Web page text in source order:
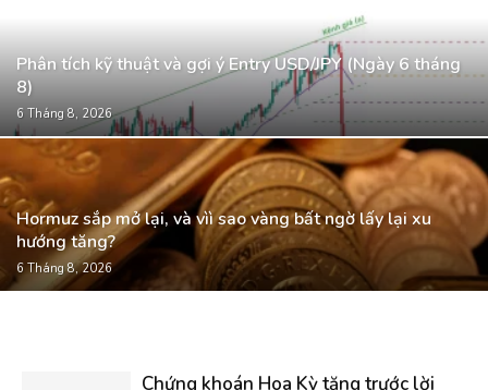
Phân tích kỹ thuật và gợi ý Entry USD/JPY (Ngày 6 tháng
8)
6 Tháng 8, 2026
Hormuz sắp mở lại, và vìì sao vàng bất ngờ lấy lại xu
hướng tăng?
6 Tháng 8, 2026
Chứng khoán Hoa Kỳ tăng trước lời